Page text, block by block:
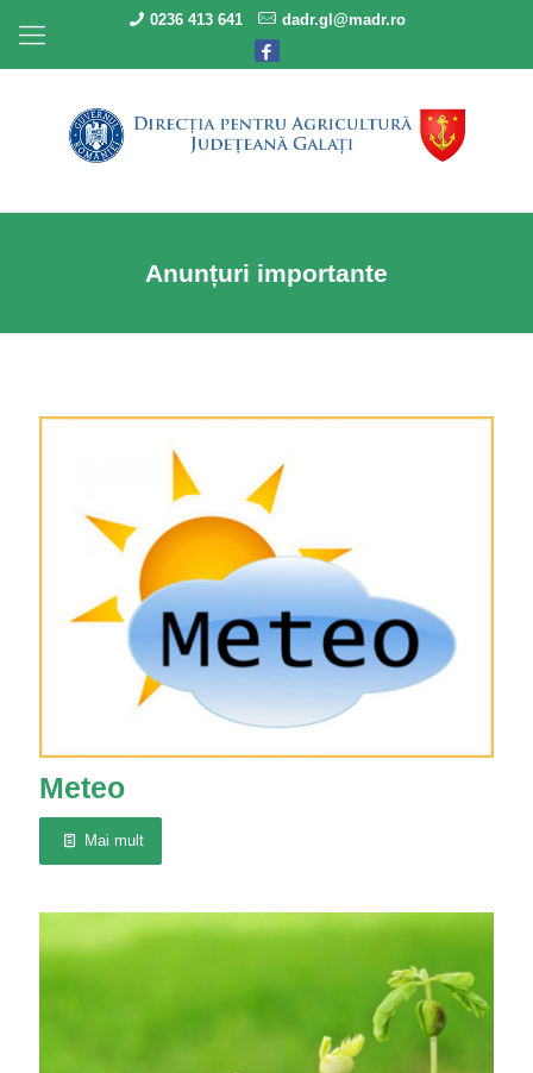
0236 413 641 dadr.gl@madr.ro
Anunțuri importante
Meteo
Mai mult